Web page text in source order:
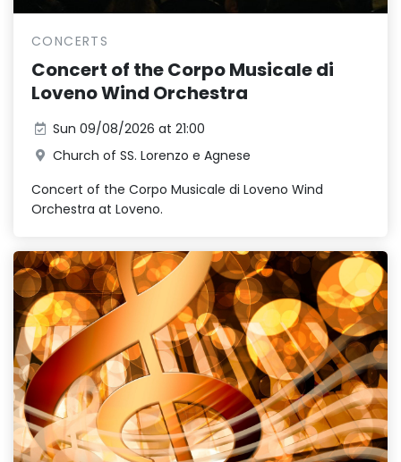
CONCERTS
Concert of the Corpo Musicale di
Loveno Wind Orchestra
Sun 09/08/2026 at 21:00
Church of SS. Lorenzo e Agnese
Concert of the Corpo Musicale di Loveno Wind
Orchestra at Loveno.